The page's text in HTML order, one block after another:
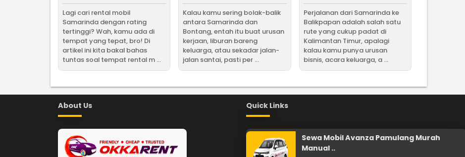
Lagi cari rental mobil
Samarinda dengan rating
tertinggi? Wah, kamu ada di
tempat yang tepat, bro! Di
artikel ini kita bakal bahas
tuntas soal tempat rental m ...
Kalau kamu sering bolak-balik
antara Samarinda dan
Bontang, entah itu buat urusan
kerjaan, liburan bareng
keluarga, atau sekadar jalan-
jalan santai, pasti per ...
Perjalanan dari Samarinda ke
Balikpapan adalah salah satu
rute yang cukup padat di
Kalimantan Timur, apalagi
kalau kamu punya urusan
bisnis, acara keluarga, a ...
About Us Quick Links
Sewa Mobil Avanza Pamulang Murah
Manual ..